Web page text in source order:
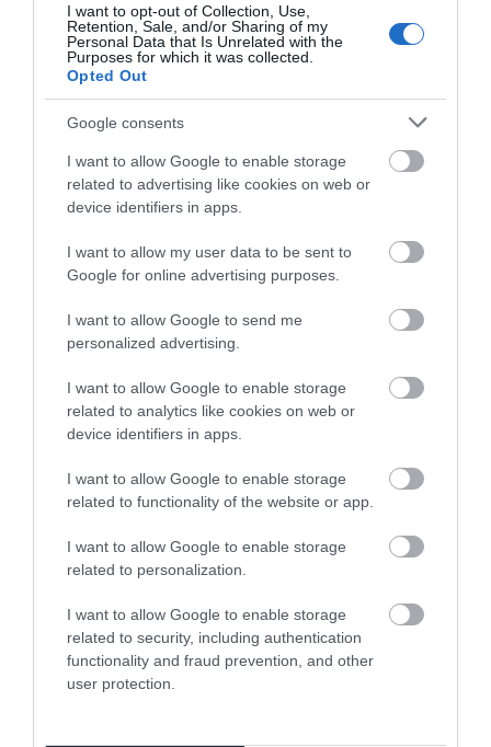
I want to opt-out of Collection, Use,
Retention, Sale, and/or Sharing of my
Personal Data that Is Unrelated with the
Purposes for which it was collected.
Opted Out
Google consents
I want to allow Google to enable storage
related to advertising like cookies on web or
device identifiers in apps.
I want to allow my user data to be sent to
Google for online advertising purposes.
I want to allow Google to send me
personalized advertising.
I want to allow Google to enable storage
related to analytics like cookies on web or
device identifiers in apps.
I want to allow Google to enable storage
related to functionality of the website or app.
I want to allow Google to enable storage
related to personalization.
I want to allow Google to enable storage
related to security, including authentication
functionality and fraud prevention, and other
user protection.
Κατάνυξη στην Εύβοια:
Παράκληση της Παναγίας στη
Λούτσα με κεράσματα και
αναψυκτικά
09.08.2026 | 13:40
αλλάζουν